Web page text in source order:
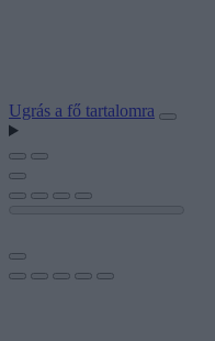
Ugrás a fő tartalomra